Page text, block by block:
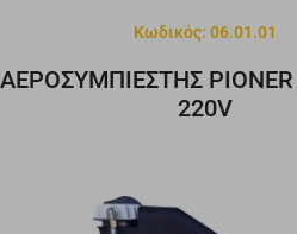
Κωδικός: 06.01.01
ΑΕΡΟΣΥΜΠΙΕΣΤΗΣ PIONER
220V